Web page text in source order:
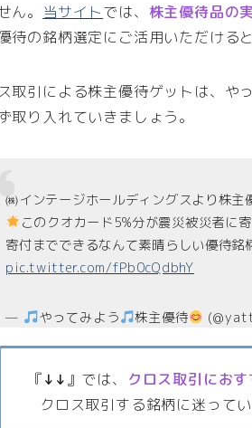
ん。 当サイトでは、 株主優待品の
待の銘柄選定にご活用いただける
取引による株主優待ゲットは、や
取り入れていきましょう。
㈱インテージホールディングスより株主
このクオカード5%分が震災被災者に
寄付までできるなんて素晴らしい優待銘
pic.twitter.com/fPb0cQdbhY
— やってみよう 株主優待
『↓↓』では、 クロス取引にお
クロス取引する銘柄に迷って